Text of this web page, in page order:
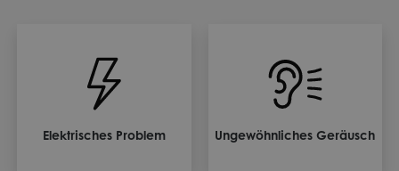
Elektrisches Problem Ungewöhnliches Geräusch